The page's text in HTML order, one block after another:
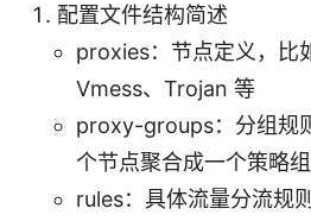
配置文件结构简述
proxies：节点定义，比
Vmess、Trojan 等
proxy-groups：分组规
个节点聚合成一个策略
rules：具体流量分流规